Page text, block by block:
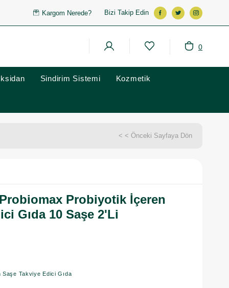
Kargom Nerede? Bizi Takip Edin
0
Sindirim Sistemi Kozmetik
< < Önceki Sayfaya Dön
Probiyotik İçeren
Gıda 10 Saşe 2'Li
Takviye Edici Gıda